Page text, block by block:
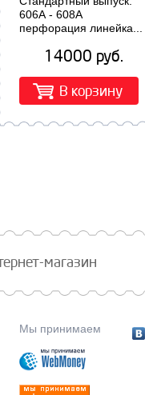
608А перфорация
линейка
606А - 608А
перфорация линейка...
14000 руб.
В корзину
магазин
Мы принимаем